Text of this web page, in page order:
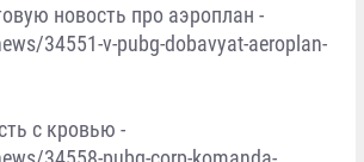
новость про аэроплан -
34551-v-pubg-dobavyat-aeroplan-
с кровью -